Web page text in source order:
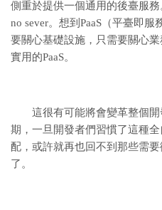
側重於提供一個通用的後臺服
no sever。想到PaaS（平臺即
要關心基礎設施，只需要關心
實用的PaaS。
這很有可能將會變革整個
期，一旦開發者們習慣了這種
配，或許就再也回不到那些需
了。